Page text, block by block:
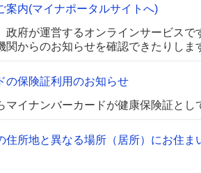
案内(マイナポータルサイトへ)
政府が運営するオンラインサービス
関からのお知らせを確認できたりし
の保険証利用のお知らせ
マイナンバーカードが健康保険証とし
住所地と異なる場所（居所）にお住ま